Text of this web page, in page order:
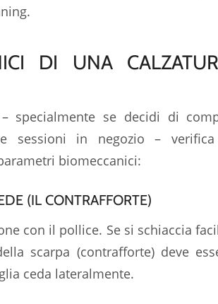
DI UNA
specialmente se decidi di
sessioni in negozio –
biomeccanici:
(IL CONTRAFFORTE)
con il pollice. Se si schiaccia
scarpa (contrafforte) deve
ceda lateralmente.